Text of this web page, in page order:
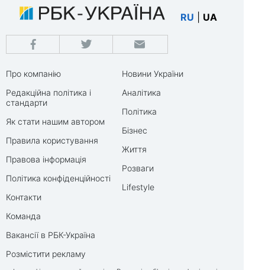
RU UA
Про компанію
Редакційна політика і
стандарти
Як стати нашим автором
Правила користування
Правова інформація
Політика конфіденційності
Контакти
Команда
Вакансії в РБК-Україна
Розмістити рекламу
Новини України
Аналітика
Політика
Бізнес
Життя
Розваги
Lifestyle